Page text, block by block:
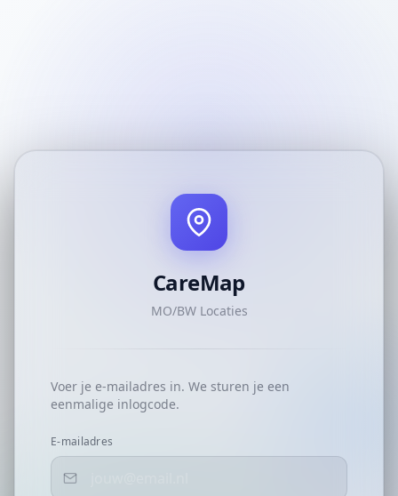
CareMap
MO/BW Locaties
Voer je e-mailadres in. We sturen je een
eenmalige inlogcode.
E-mailadres